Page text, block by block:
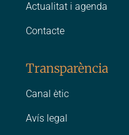
Actualitat i agenda
Contacte
Transparència
Canal ètic
Avís legal